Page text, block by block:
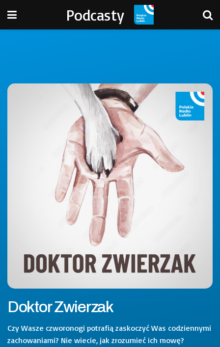
Podcasty
Doktor Zwierzak
Czy Wasze czworonogi potrafią zaskoczyć Was codziennymi
zachowaniami? Nie wiecie, jak zrozumieć ich mowę?